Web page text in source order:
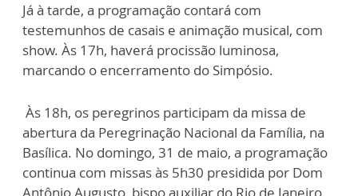
Já à tarde, a programação contará com
testemunhos de casais e animação musical, com
show. Às 17h, haverá procissão luminosa,
marcando o encerramento do Simpósio.
Às 18h, os peregrinos participam da missa de
abertura da Peregrinação Nacional da Família, na
Basílica. No domingo, 31 de maio, a programação
continua com missas às 5h30 presidida por Dom